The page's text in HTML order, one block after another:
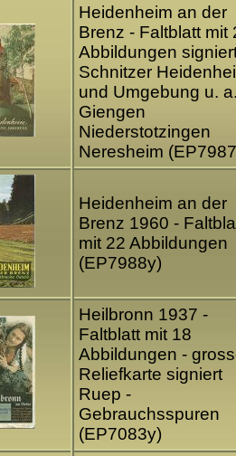
Heidenheim an der
Brenz - Faltblatt mit
Abbildungen
Schnitzer
und Umgebung u.
Giengen
Niederstotzingen
Neresheim
Heidenheim an der
Brenz 1960 -
mit 22 Abbildungen
(EP7988y)
Heilbronn 1937 -
Faltblatt mit 18
Abbildungen -
Reliefkarte signiert
Ruep -
Gebrauchsspuren
(EP7083y)